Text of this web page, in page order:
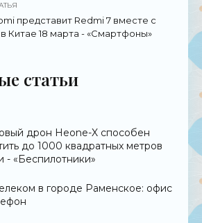
представит Redmi 7 вместе с
Китае 18 марта - «Смартфоны»
статьи
дрон Heone-X способен
до 1000 квадратных метров
- «Беспилотники»
в городе Раменское: офис